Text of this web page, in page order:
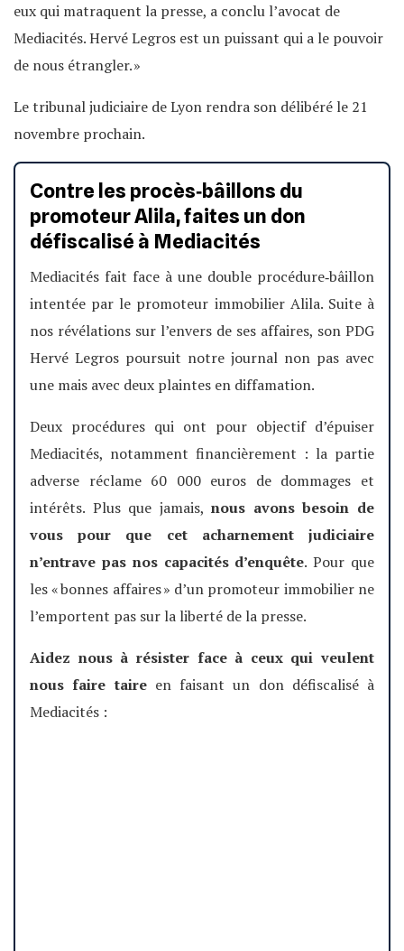
eux qui matraquent la presse, a conclu l’avocat de
Mediacités. Hervé Legros est un puissant qui a le pouvoir
de nous étrangler. »
Le tribunal judiciaire de Lyon rendra son délibéré le 21
novembre prochain.
Contre les procès‐bâillons du
promoteur Alila, faites un don
défiscalisé à Mediacités
Mediacités fait face à une double procédure‐bâillon
intentée par le promoteur immobilier Alila. Suite à
nos révélations sur l’envers de ses affaires, son PDG
Hervé Legros poursuit notre journal non pas avec
une mais avec deux plaintes en diffamation.
Deux procédures qui ont pour objectif d’épuiser
Mediacités, notamment financièrement : la partie
adverse réclame 60 000 euros de dommages et
intérêts. Plus que jamais,nous avons besoin de
vous pour que cet acharnement judiciaire
n’entrave pas nos capacités d’enquête. Pour que
les « bonnes affaires » d’un promoteur immobilier ne
l’emportent pas sur la liberté de la presse.
Aidez nous à résister face à ceux qui veulent
nous faire taire en faisant un don défiscalisé à
Mediacités :